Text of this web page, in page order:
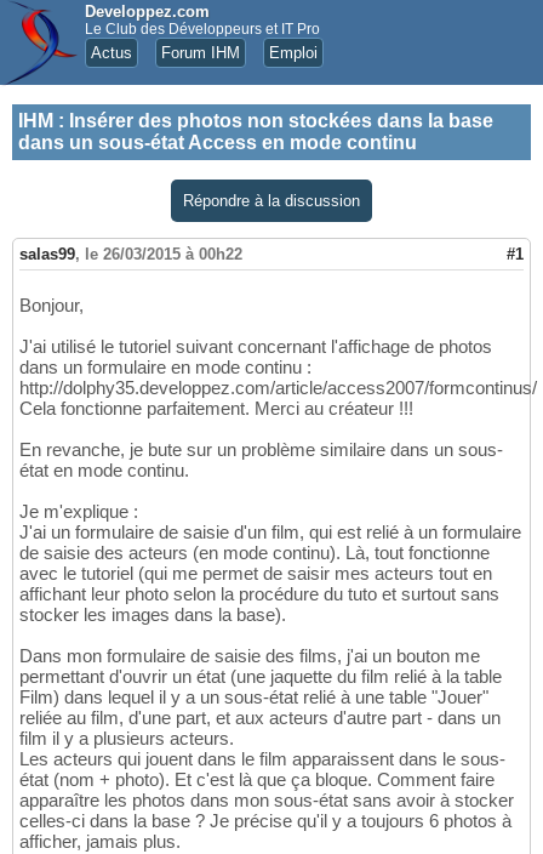
Developpez.com
Le Club des Développeurs et IT Pro
Actus Forum IHM Emploi
IHM : Insérer des photos non stockées dans la base
dans un sous-état Access en mode continu
Répondre à la discussion
salas99, le 26/03/2015 à 00h22 #1
Bonjour,
J'ai utilisé le tutoriel suivant concernant l'affichage de photos
dans un formulaire en mode continu :
http://dolphy35.developpez.com/article/access2007/formcontinus/
Cela fonctionne parfaitement. Merci au créateur !!!
En revanche, je bute sur un problème similaire dans un sous-
état en mode continu.
Je m'explique :
J'ai un formulaire de saisie d'un film, qui est relié à un formulaire
de saisie des acteurs (en mode continu). Là, tout fonctionne
avec le tutoriel (qui me permet de saisir mes acteurs tout en
affichant leur photo selon la procédure du tuto et surtout sans
stocker les images dans la base).
Dans mon formulaire de saisie des films, j'ai un bouton me
permettant d'ouvrir un état (une jaquette du film relié à la table
Film) dans lequel il y a un sous-état relié à une table "Jouer"
reliée au film, d'une part, et aux acteurs d'autre part - dans un
film il y a plusieurs acteurs.
Les acteurs qui jouent dans le film apparaissent dans le sous-
état (nom + photo). Et c'est là que ça bloque. Comment faire
apparaître les photos dans mon sous-état sans avoir à stocker
celles-ci dans la base ? Je précise qu'il y a toujours 6 photos à
afficher, jamais plus.